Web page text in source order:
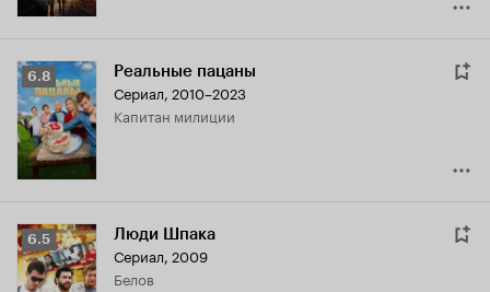
Рейтинг
Кинопоиска
6.8
6.8 Реальные пацаны
Сериал, 2010–2023
капитан милиции
Рейтинг
Кинопоиска
6.5
6.5 Люди Шпака
Сериал, 2009
Белов